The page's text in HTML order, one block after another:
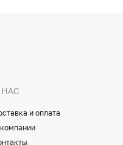
НАС
и оплата